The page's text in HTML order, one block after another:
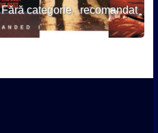
Fără categorie,recomandat